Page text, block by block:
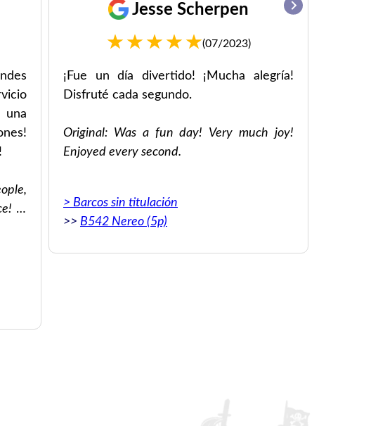
In
Jesse Scherpen
(07/2023)
¡Fue un día divertido! ¡Mucha alegría!
Disfruté cada segundo.
Original: Was a fun day! Very much joy!
Enjoyed every second.
> Barcos sin titulación
>> B542 Nereo (5p)